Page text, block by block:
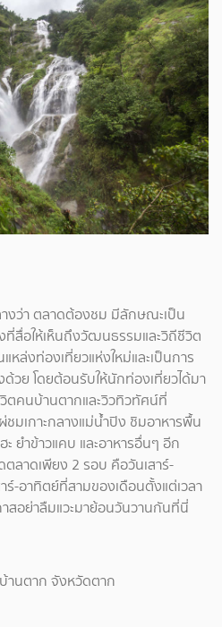
งว่า ตลาดต้องชม มีลักษณะเป็น
สื่อให้เห็นถึงวัฒนธรรมและวิถีชีวิต
ล่งท่องเที่ยวแห่งใหม่และเป็นการ
วย โดยต้อนรับให้นักท่องเที่ยวได้มา
ตคนบ้านตากและวิวทิวทัศน์ที่
ชมเกาะกลางแม่น้ำปิง ชิมอาหารพื้น
ยำข้าวแคบ และอาหารอื่นๆ อีก
ตลาดเพียง 2 รอบ คือวันเสาร์-
ร์-อาทิตย์ที่สามของเดือนตั้งแต่เวลา
สอย่าลืมแวะมาย้อนวันวานกันที่นี่
านตาก จังหวัดตาก